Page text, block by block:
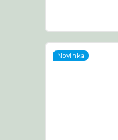
Novinka